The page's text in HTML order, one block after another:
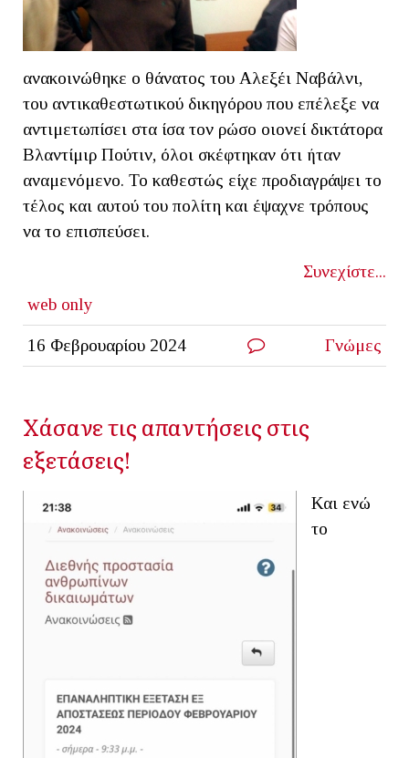
ανακοινώθηκε ο θάνατος του Αλεξέι Ναβάλνι,
του αντικαθεστωτικού δικηγόρου που επέλεξε να
αντιμετωπίσει στα ίσα τον ρώσο οιονεί δικτάτορα
Βλαντίμιρ Πούτιν, όλοι σκέφτηκαν ότι ήταν
αναμενόμενο. Το καθεστώς είχε προδιαγράψει το
τέλος και αυτού του πολίτη και έψαχνε τρόπους
να το επισπεύσει.
Συνεχίστε...
web only
16 Φεβρουαρίου 2024 Γνώμες
Χάσανε τις απαντήσεις στις
εξετάσεις!
Και ενώ
το